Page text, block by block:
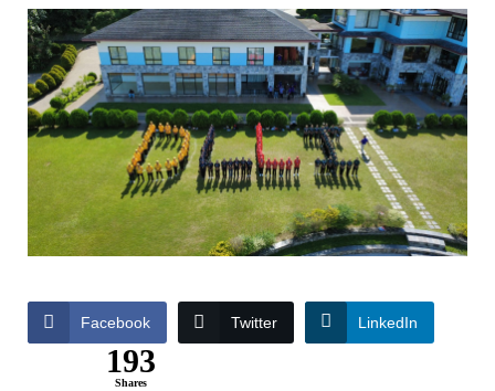
Facebook Twitter LinkedIn
193
Shares